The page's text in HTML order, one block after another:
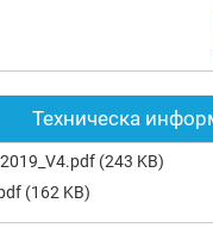
Техническа
(243 KB)
(162 KB)